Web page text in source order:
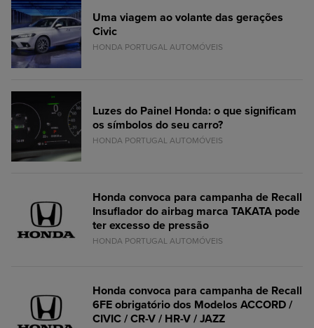
Uma viagem ao volante das gerações
Civic
HONDA PORTUGAL AUTOMÓVEIS
Luzes do Painel Honda: o que significam
os símbolos do seu carro?
HONDA PORTUGAL AUTOMÓVEIS
Honda convoca para campanha de Recall
Insuflador do airbag marca TAKATA pode
ter excesso de pressão
HONDA PORTUGAL AUTOMÓVEIS
Honda convoca para campanha de Recall
6FE obrigatório dos Modelos ACCORD /
CIVIC / CR-V / HR-V / JAZZ